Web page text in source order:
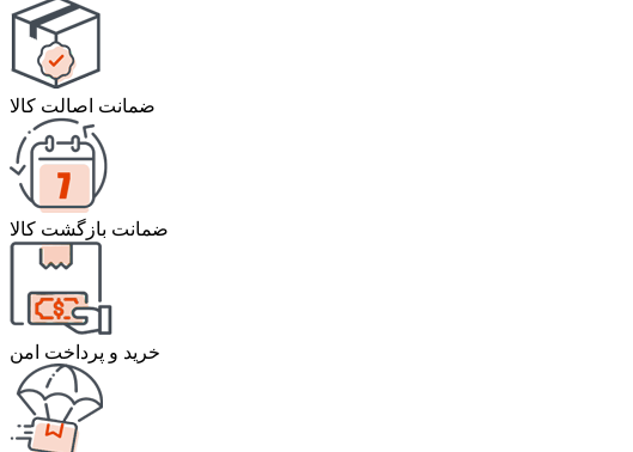
ضمانت اصالت کالا
ضمانت بازگشت کالا
خرید و پرداخت امن